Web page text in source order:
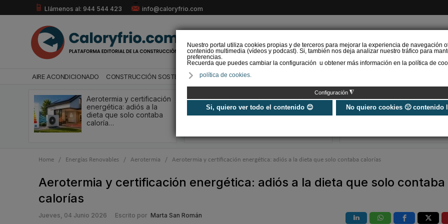
Nuestro portal utiliza cookies propias y de terceros para mejorar la experiencia de navegación
contenido multimedia (vídeos y podcast). Si, también nos deja analizar nuestro tráfico para
preferencias.
Recuerda que puedes cambiar la configuración u obtener más información en la política de
política de cookies.
Configuración ◮
Si, quiero ver todo el contenido 😊 No quiero cookies 🙁 contenido
Llámenos al: 944 544 423 info@caloryfrio.com
AIRE ACONDICIONADO CONSTRUCCIÓN SOSTENIBLE ENERGÍAS RENOVABLES
Aerotermia y certificación
energética: adiós a la
dieta que solo contaba
caloría…
Instalación de aerotermia
en pisos: ¿Qué debo
tener en cuenta?
WOLF lanza
WOLF": una
integral para
Home / Energías Renovables / Aerotermia / Aerotermia y certificación energética: adiós a la dieta que solo contaba calorías
Aerotermia y certificación energética: adiós a la dieta que solo contaba
calorías
Jueves, 04 Junio 2026 Escrito por Marta San Román